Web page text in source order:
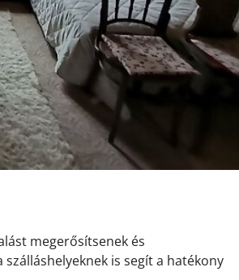
megerősítsenek és
is segít a hatékony